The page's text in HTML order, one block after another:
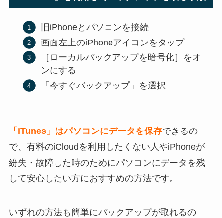
旧iPhoneとパソコンを接続
画面左上のiPhoneアイコンをタップ
［ローカルバックアップを暗号化］をオ
ンにする
「今すぐバックアップ」を選択
「iTunes」はパソコンにデータを保存できるの
で、有料のiCloudを利用したくない人やiPhoneが
紛失・故障した時のためにパソコンにデータを残
して安心したい方におすすめの方法です。
いずれの方法も簡単にバックアップが取れるの